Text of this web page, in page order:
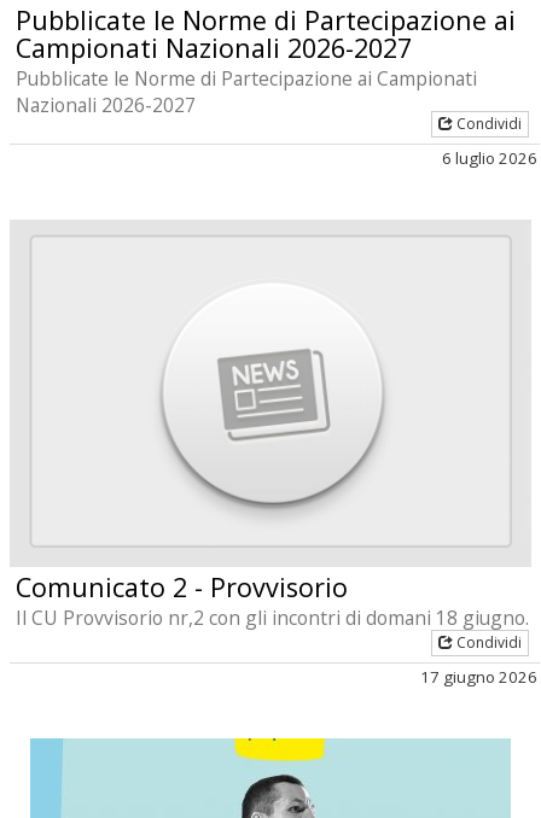
Pubblicate le Norme di Partecipazione ai
Campionati Nazionali 2026-2027
Pubblicate le Norme di Partecipazione ai Campionati
Nazionali 2026-2027
Condividi
6 luglio 2026
Comunicato 2 - Provvisorio
Il CU Provvisorio nr,2 con gli incontri di domani 18 giugno.
Condividi
17 giugno 2026